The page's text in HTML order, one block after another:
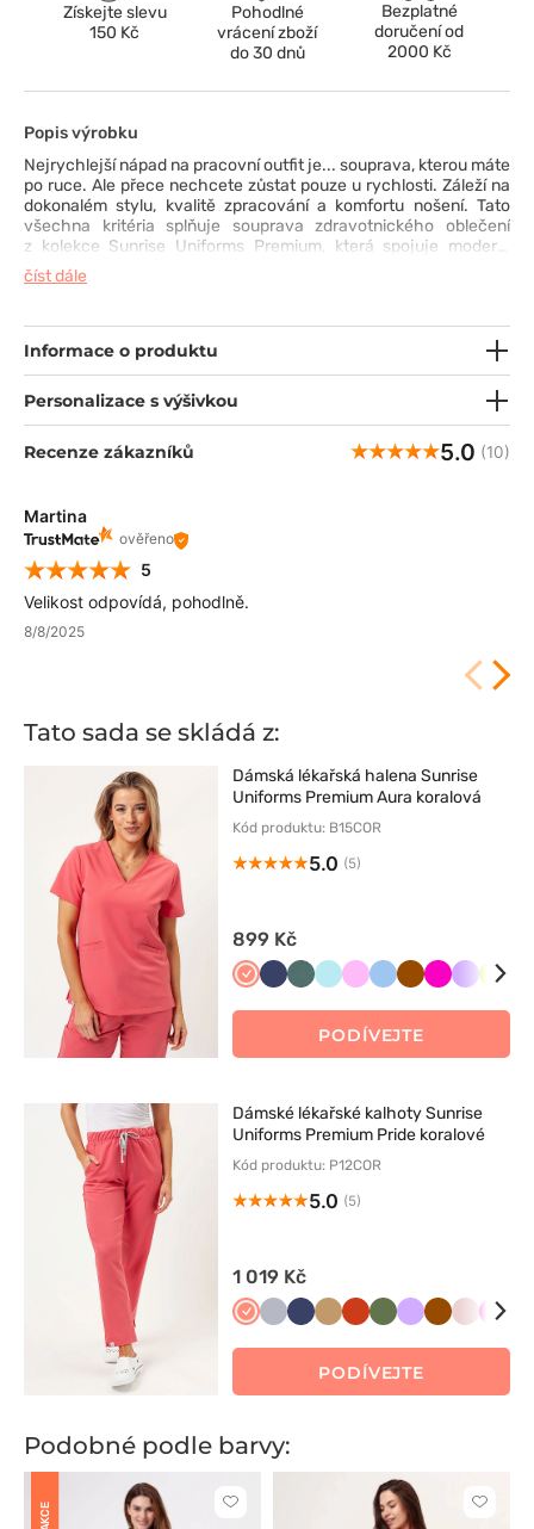
Získejte slevu
150 Kč
Pohodlné
vrácení zboží
do 30 dnů
Bezplatné
doručení od
2000 Kč
Popis výrobku
Nejrychlejší nápad na pracovní outfit je... souprava, kterou máte
po ruce. Ale přece nechcete zůstat pouze u rychlosti. Záleží na
dokonalém stylu, kvalitě zpracování a komfortu nošení. Tato
všechna kritéria splňuje souprava zdravotnického oblečení
z kolekce Sunrise Uniforms Premium, která spojuje moderní
blůzu s nadčasovými kalhotami s rovnými nohavicemi, které se
směrem dolů mírně zužují. Horní část s výstřihem do V, šikmými
dolní částí, vybavenou funkčními kapsami a širokou gumou v
pase, s přídavným šňůrkou pro dokonalé přizpůsobení. Souprava
je vyrobena z kvalitní, pokožce příjemné tkaniny s přídavkem
číst dále
Informace o produktu
Personalizace s výšivkou
Recenze zákazníků 5.0 (10)
Martina
ověřeno
5
Velikost odpovídá, pohodlně.
8/8/2025
Tato sada se skládá z:
Dámská lékařská halena Sunrise
Uniforms Premium Aura koralová
Kód produktu: B15COR
5.0 (5)
899 Kč
Koralowy
CiemnyPastelowa
AquaRóżowyNiebieskiBrązowyMalinowy
PODÍVEJTE
Dámské lékařské kalhoty Sunrise
Uniforms Premium Pride koralové
Kód produktu: P12COR
5.0 (5)
1 019 Kč
Koralowy
Popielaty
CiemnyBeżowyPomarańczowy
Oliwkowy
Lawendowy
Brązowy
PODÍVEJTE
Podobné podle barvy:
AKCE
Kliknutím